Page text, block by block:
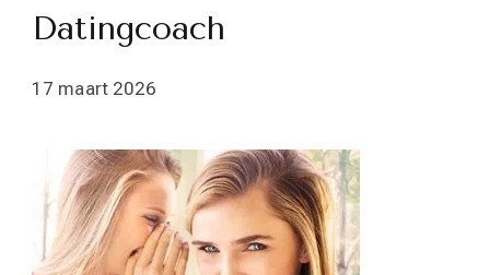
Datingcoach
17 maart 2026